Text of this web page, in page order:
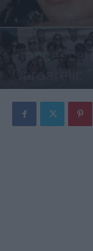
Cronaca Napoli
Primo Piano Regione